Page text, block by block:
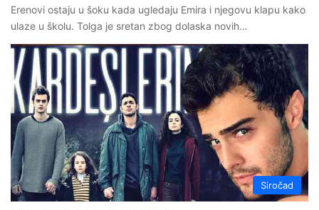
Erenovi ostaju u šoku kada ugledaju Emira i njegovu klapu kako
ulaze u školu. Tolga je sretan zbog dolaska novih…
Siročad